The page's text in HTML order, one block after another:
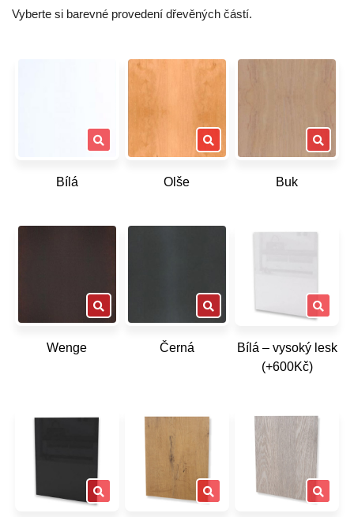
Vyberte si barevné provedení dřevěných částí.
Bílá Olše Buk
Wenge Černá
Bílá – vysoký lesk
(+600Kč)